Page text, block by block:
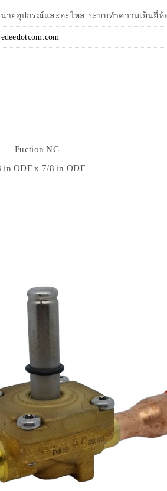
ายอุปกรณ์และอะไหล่ ระบบทำความเย็นยี่ห้อ
Fuction NC
in ODF x 7/8 in ODF